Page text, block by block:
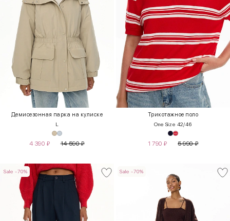
Демисезонная парка на кулиске
L
4 390 ₽ 14 590₽
Трикотажное поло
One Size 42/46
1 790 ₽ 5 990₽
Sale -70% Sale -70%